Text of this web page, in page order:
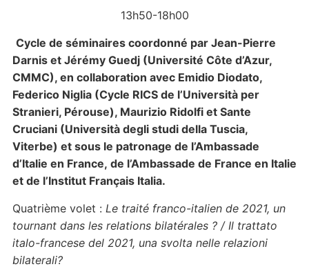
13h50-18h00
Cycle de séminaires coordonné par Jean-Pierre
Darnis et Jérémy Guedj (Université Côte d’Azur,
CMMC), en collaboration avec Emidio Diodato,
Federico Niglia (Cycle RICS de l’Università per
Stranieri, Pérouse), Maurizio Ridolfi et Sante
Cruciani (Università degli studi della Tuscia,
Viterbe) et sous le patronage de l’Ambassade
d’Italie en France, de l’Ambassade de France en Italie
et de l’Institut Français Italia.
Quatrième volet : Le traité franco-italien de 2021, un
tournant dans les relations bilatérales ?/ Il trattato
italo-francese del 2021, una svolta nelle relazioni
bilaterali?